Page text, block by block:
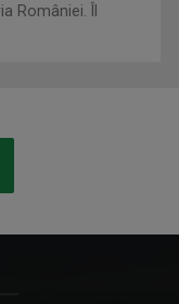
României. Îl